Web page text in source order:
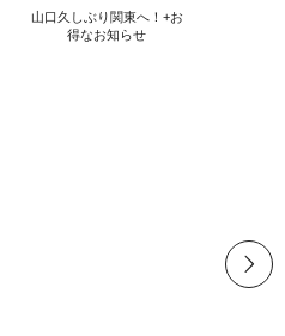
山口久しぶり関東へ！+お
得なお知らせ